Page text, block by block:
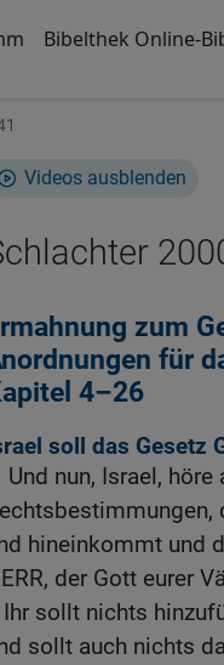
Bibelthek Online-
Videos ausblenden
zum
für
4–26
soll das Gesetz
Und nun, Israel,
hineinkommt und
der Gott eurer
Ihr sollt nichts
sollt auch nichts